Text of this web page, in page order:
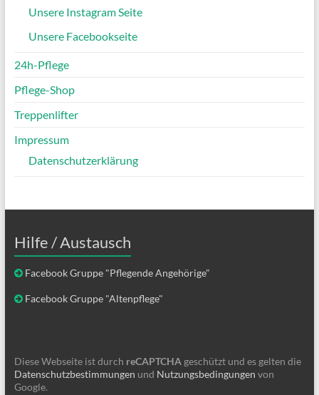
Unsere Instagram Seite
Unsere Facebookseite
24h-Pflege
Pflege-Shop
Treppenlifter
Impressum
Datenschutzerklärung
Hilfe / Austausch
Facebook Gruppe "Pflegende Angehörige"
Facebook Gruppe "Altenpflege"
Diese Webseite ist durch reCAPTCHAgeschützt und es gelten die
Datenschutzbestimmungen und Nutzungsbedingungen von
Google.